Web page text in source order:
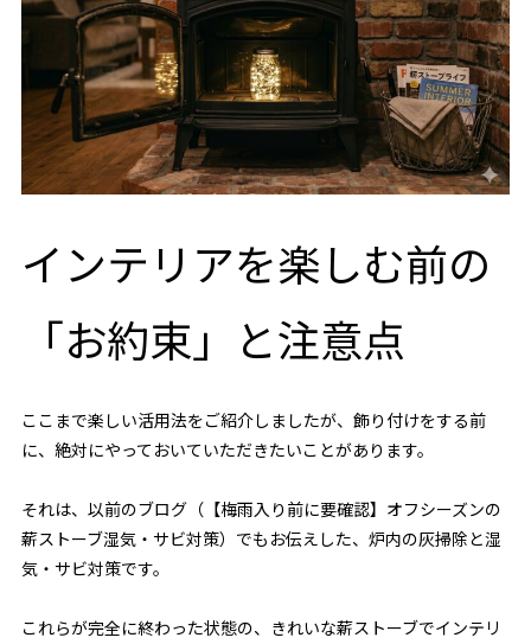
インテリアを楽しむ前の
「お約束」と注意点
ここまで楽しい活用法をご紹介しましたが、飾り付けをする前
に、絶対にやっておいていただきたいことがあります。
それは、以前のブログ（【梅雨入り前に要確認】オフシーズンの
薪ストーブ湿気・サビ対策）でもお伝えした、炉内の灰掃除と湿
気・サビ対策です。
これらが完全に終わった状態の、きれいな薪ストーブでインテリ